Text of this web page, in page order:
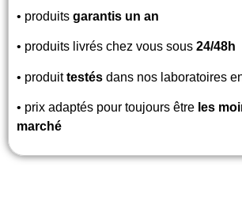
• produits garantis un an
• produits livrés chez vous sous 24/48h
• produittestés dans nos laboratoires
• prix adaptés pour toujours être les
marché